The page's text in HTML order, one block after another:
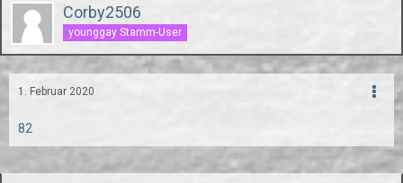
Corby2506
younggay Stamm-User
1. Februar 2020
82